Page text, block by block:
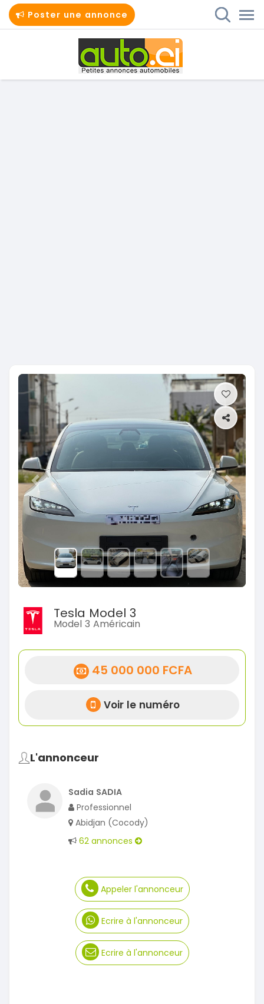
Poster une annonce
Previous Next
Tesla Model 3
Model 3 Américain
45 000 000 FCFA
Voir le numéro
L'annonceur
Sadia SADIA
Professionnel
Abidjan (Cocody)
62 annonces
Appeler l'annonceur
Ecrire à l'annonceur
Ecrire à l'annonceur